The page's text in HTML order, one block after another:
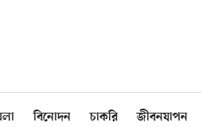
বিনোদন চাকরি জীবনযাপন